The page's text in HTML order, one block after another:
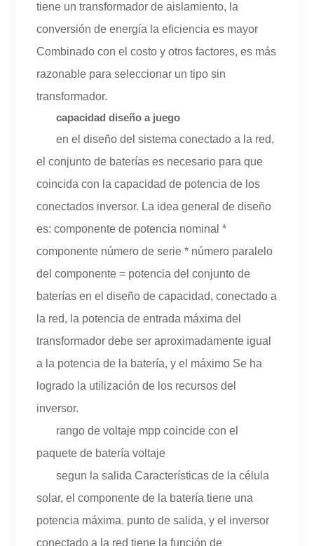
tiene un transformador de aislamiento, la
conversión de energía la eficiencia es mayor
Combinado con el costo y otros factores, es más
razonable para seleccionar un tipo sin
transformador.
capacidad diseño a juego
en el diseño del sistema conectado a la red,
el conjunto de baterías es necesario para que
coincida con la capacidad de potencia de los
conectados inversor. La idea general de diseño
es: componente de potencia nominal *
componente número de serie * número paralelo
del componente = potencia del conjunto de
baterías en el diseño de capacidad, conectado a
la red, la potencia de entrada máxima del
transformador debe ser aproximadamente igual
a la potencia de la batería, y el máximo Se ha
logrado la utilización de los recursos del
inversor.
rango de voltaje mpp coincide con el
paquete de batería voltaje
segun la salida Características de la célula
solar, el componente de la batería tiene una
potencia máxima. punto de salida, y el inversor
conectado a la red tiene la función de